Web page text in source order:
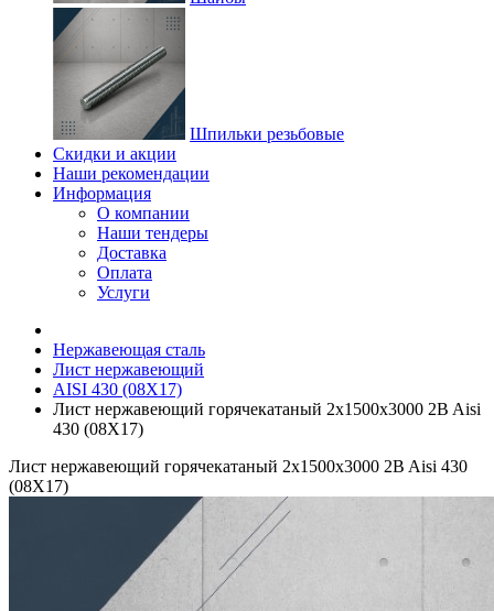
Шпильки резьбовые
Скидки и акции
Наши рекомендации
Информация
О компании
Наши тендеры
Доставка
Оплата
Услуги
Нержавеющая сталь
Лист нержавеющий
AISI 430 (08Х17)
Лист нержавеющий горячекатаный 2х1500х3000 2B Aisi
430 (08Х17)
Лист нержавеющий горячекатаный 2х1500х3000 2B Aisi 430
(08Х17)